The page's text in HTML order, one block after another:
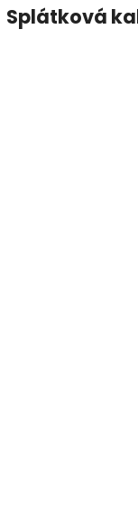
Splátková